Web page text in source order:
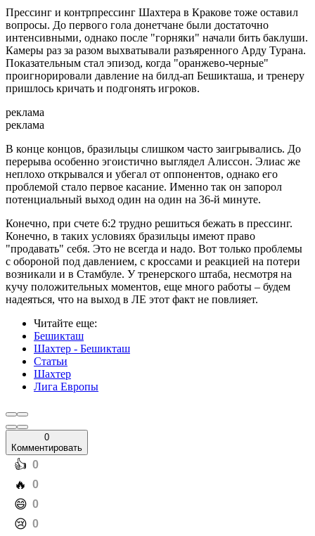
Прессинг и контрпрессинг Шахтера в Кракове тоже оставил
вопросы. До первого гола донетчане были достаточно
интенсивными, однако после "горняки" начали бить баклуши.
Камеры раз за разом выхватывали разъяренного Арду Турана.
Показательным стал эпизод, когда "оранжево-черные"
проигнорировали давление на билд-ап Бешикташа, и тренеру
пришлось кричать и подгонять игроков.
реклама
реклама
В конце концов, бразильцы слишком часто заигрывались. До
перерыва особенно эгоистично выглядел Алиссон. Элиас же
неплохо открывался и убегал от оппонентов, однако его
проблемой стало первое касание. Именно так он запорол
потенциальный выход один на один на 36-й минуте.
Конечно, при счете 6:2 трудно решиться бежать в прессинг.
Конечно, в таких условиях бразильцы имеют право
"продавать" себя. Это не всегда и надо. Вот только проблемы
с обороной под давлением, с кроссами и реакцией на потери
возникали и в Стамбуле. У тренерского штаба, несмотря на
кучу положительных моментов, еще много работы – будем
надеяться, что на выход в ЛЕ этот факт не повлияет.
Читайте еще:
Бешикташ
Шахтер - Бешикташ
Статьи
Шахтер
Лига Европы
0
Комментировать
️👍 0
️🔥 0
️😄 0
️😢 0